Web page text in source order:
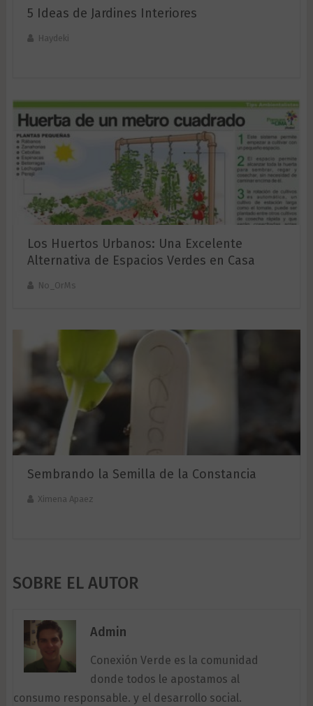
5 Ideas de Jardines Interiores
Haydeki
Los Huertos Urbanos: Una Excelente
Alternativa de Espacios Verdes en Casa
No_OrMs
Sembrando la Semilla de la Constancia
Ximena Apaez
SOBRE EL AUTOR
Admin
Conexión Verde es la comunidad
donde todos le apostamos al
consumo responsable. y el desarrollo social.